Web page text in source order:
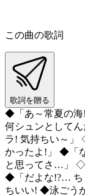
この曲の歌詞
歌詞を贈る
◆「あ～常夏の海!
何シュンとして
ラ! 気持ちい～」
かったよ!」 ◆「
と思ってさ…」 ◇
◆「だよな!?… ち
ちいい! ◆泳ごう